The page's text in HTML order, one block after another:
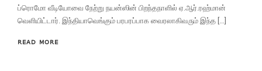
ப்ரொமோ வீடியோவை நேற்று நயன்ஸின் பிறந்தநாளில் ஏ.ஆர்.ரஹ்மான்
வெளியிட்டார். இந்தியாவெங்கும் பரபரப்பாக வைரலாகிவரும் இந்த […]
READ MORE